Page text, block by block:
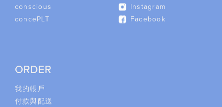
conscious
concePLT
Instagram
Facebook
ORDER
我的帳戶
付款與配送